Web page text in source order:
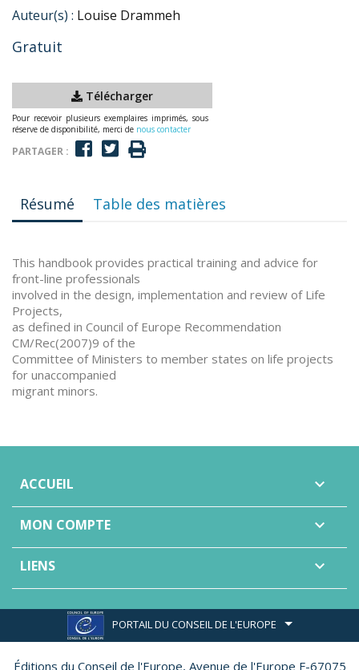
Auteur(s) : Louise Drammeh
Gratuit
Télécharger
Pour recevoir plusieurs exemplaires imprimés, sous
réserve de disponibilité, merci de nous contacter
PARTAGER :
Résumé Table des matières
This handbook provides practical training and advice for
front-line professionals
involved in the design, implementation and review of Life
Projects,
as defined in Council of Europe Recommendation
CM/Rec(2007)9 of the
Committee of Ministers to member states on life projects
for unaccompanied
migrant minors.
ACCUEIL 
MON COMPTE 
LIENS 
PORTAIL DU CONSEIL DE L'EUROPE
Éditions du Conseil de l'Europe, Avenue de l'Europe F-67075